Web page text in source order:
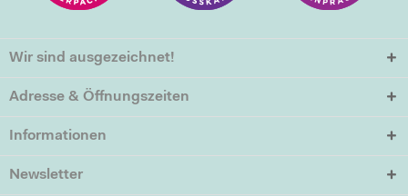
Wir sind ausgezeichnet!
Adresse & Öffnungszeiten
Informationen
Newsletter